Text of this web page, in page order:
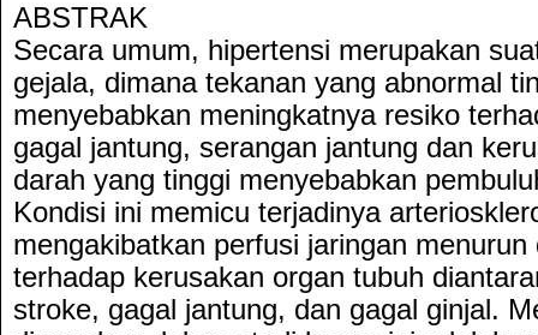
ABSTRAK
Secara umum, hipertensi merupakan
gejala, dimana tekanan yang abnormal
menyebabkan meningkatnya resiko
gagal jantung, serangan jantung dan
darah yang tinggi menyebabkan
Kondisi ini memicu terjadinya
mengakibatkan perfusi jaringan menurun
terhadap kerusakan organ tubuh
stroke, gagal jantung, dan gagal ginjal.